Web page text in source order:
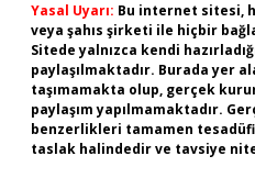
Yasal Uyarı: Bu internet sitesi,
veya şahıs şirketi ile hiçbir
Sitede yalnızca kendi
paylaşılmaktadır. Burada yer
taşımamakta olup, gerçek
paylaşım yapılmamaktadır.
benzerlikleri tamamen
taslak halindedir ve tavsiye